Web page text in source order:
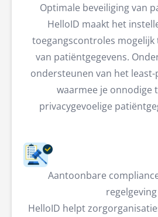
Optimale beveiliging van
HelloID maakt het
toegangscontroles
van patiëntgegevens.
ondersteunen van het
waarmee je onnodige
privacygevoelige
Aantoonbare
regelgeving
HelloID helpt